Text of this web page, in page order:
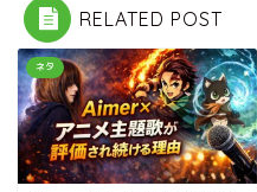
RELATED POST
ネタ